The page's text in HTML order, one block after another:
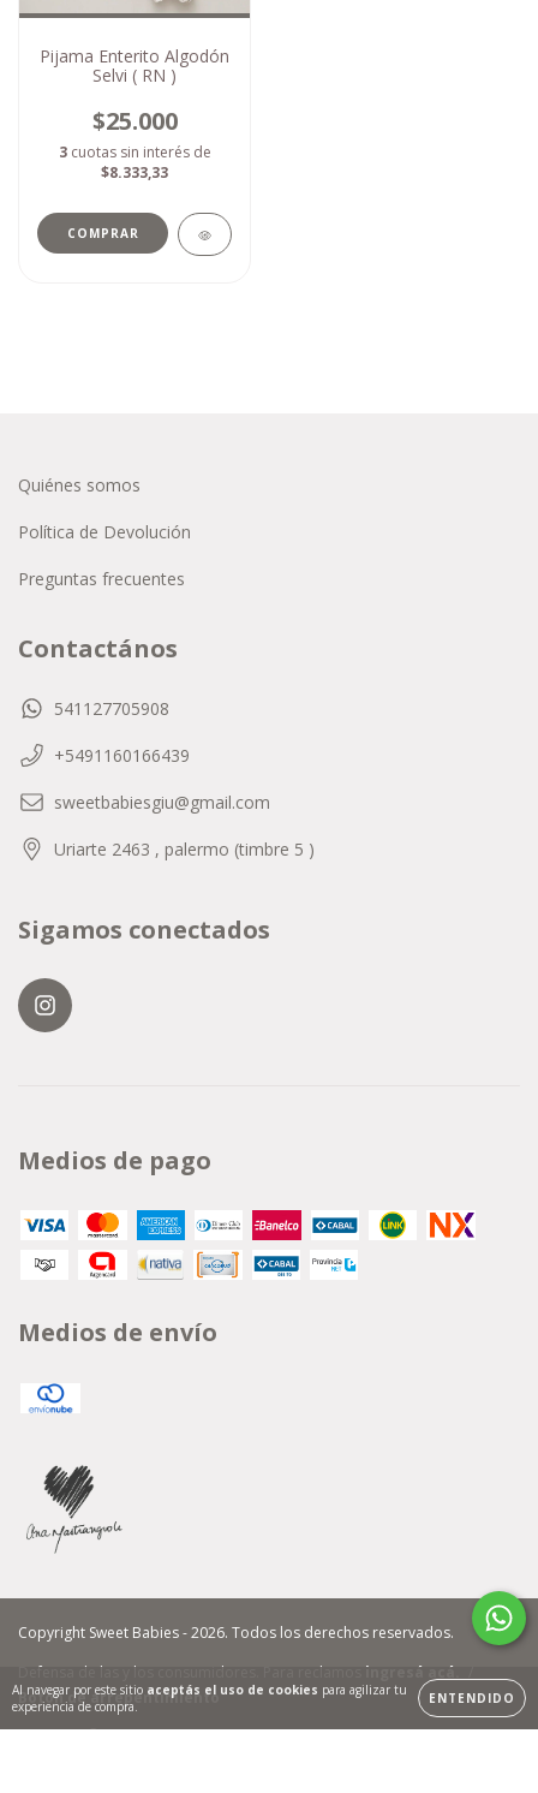
Al navegar por este sitio aceptás el uso de cookies para agilizar tu
experiencia de compra.
ENTENDIDO
Pijama Enterito Algodón
Selvi ( RN )
$25.000
3 cuotas sin interés de
$8.333,33
COMPRAR
Quiénes somos
Política de Devolución
Preguntas frecuentes
Contactános
541127705908
+5491160166439
sweetbabiesgiu@gmail.com
Uriarte 2463 , palermo (timbre 5 )
Sigamos conectados
Medios de pago
Medios de envío
Copyright Sweet Babies - 2026. Todos los derechos reservados.
Defensa de las y los consumidores. Para reclamos
ingresá acá.
Botón de arrepentimiento